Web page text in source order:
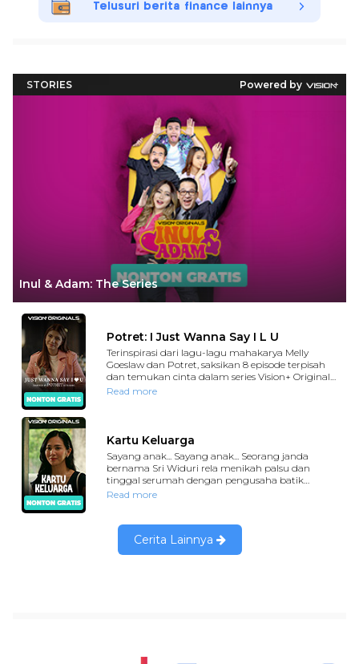
Telusuri berita finance lainnya